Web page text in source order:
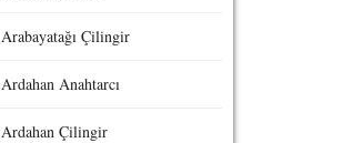
Arabayatağı Çilingir
Ardahan Anahtarcı
Ardahan Çilingir